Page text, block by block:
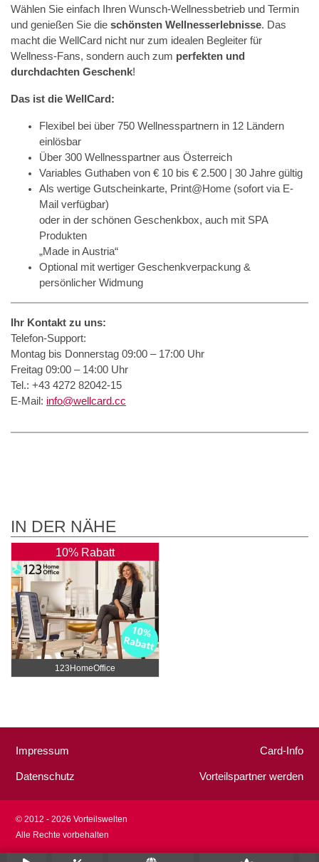
Wählen Sie einfach Ihren Wunsch-Wellnessbetrieb und Termin
und genießen Sie die schönsten Wellnesserlebnisse. Das
macht die WellCard nicht nur zum idealen Begleiter für
Wellness-Fans, sondern auch zum perfekten und
durchdachten Geschenk!
Das ist die WellCard:
Flexibel bei über 750 Wellnesspartnern in 12 Ländern
einlösbar
Über 300 Wellnesspartner aus Österreich
Variables Guthaben von € 10 bis € 2.500 | 30 Jahre gültig
Als wertige Gutscheinkarte, Print@Home (sofort via E-
Mail verfügbar)
oder in der schönen Geschenkbox, auch mit SPA
Produkten
„Made in Austria“
Optional mit wertiger Geschenkverpackung &
persönlicher Widmung
Ihr Kontakt zu uns:
Telefon-Support:
Montag bis Donnerstag 09:00 – 17:00 Uhr
Freitag 09:00 – 14:00 Uhr
Tel.: +43 4272 82042-15
E-Mail: info@wellcard.cc
IN DER NÄHE
10% Rabatt
123HomeOffice
Impressum
Datenschutz
Card-Info
Vorteilspartner werden
© 2012 - 2026 Vorteilswelten
Alle Rechte vorbehalten